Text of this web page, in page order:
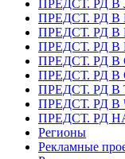
ПРЕДСТ. РД
ПРЕДСТ. РД
ПРЕДСТ. РД
ПРЕДСТ. РД
ПРЕДСТ. РД
ПРЕДСТ. РД
ПРЕДСТ. РД
ПРЕДСТ. РД
ПРЕДСТ. РД
Регионы
Рекламные